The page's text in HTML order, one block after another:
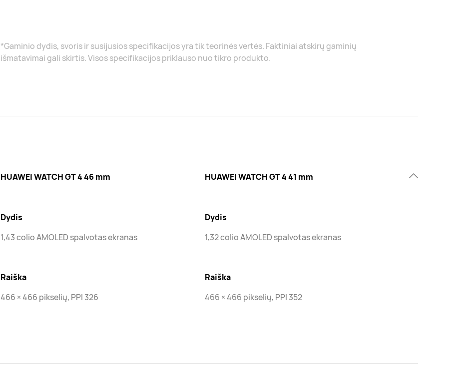
*Gaminio dydis, svoris ir susijusios specifikacijos yra tik teorinės vertės. Faktiniai atskirų gaminių
išmatavimai gali skirtis. Visos specifikacijos priklauso nuo tikro produkto.
HUAWEI WATCH GT 4 46 mm
Dydis
1,43 colio AMOLED spalvotas ekranas
Raiška
466 × 466 pikselių, PPI 326
HUAWEI WATCH GT 4 41 mm
Dydis
1,32 colio AMOLED spalvotas ekranas
Raiška
466 × 466 pikselių, PPI 352